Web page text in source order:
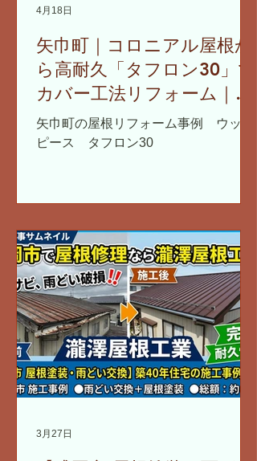
矢巾町｜コロニアル屋根か
ら高耐久「タフロン30」で
カバー工法リフォーム｜雪
止め・雨どいも同時交換
矢巾町の屋根リフォーム事例 ウッド
ピース タフロン30
4月18日
3月27日